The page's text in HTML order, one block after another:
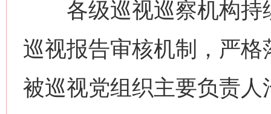
各级巡视巡察机构持
巡视报告审核机制，严
被巡视党组织主要负责